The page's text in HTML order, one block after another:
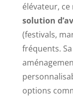
élévateur, ce
solution
(festivals,
fréquents.
options